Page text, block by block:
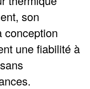
son
conception
une fiabilité à